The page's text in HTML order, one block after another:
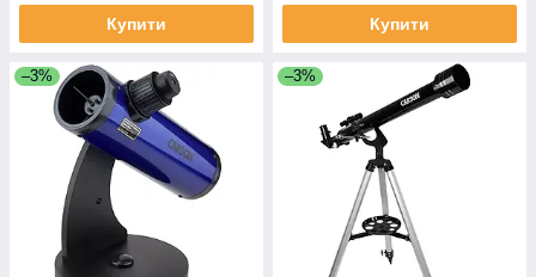
Купити Купити
–3% –3%